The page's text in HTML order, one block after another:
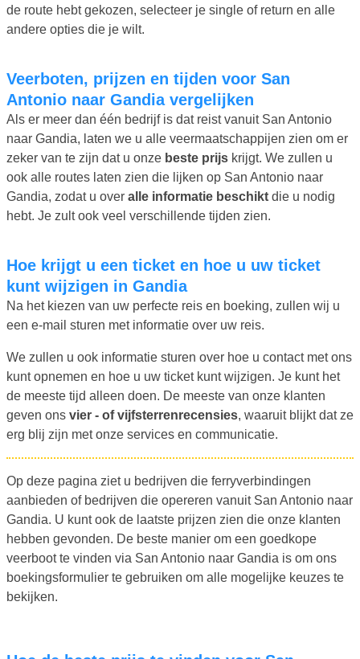
de route hebt gekozen, selecteer je single of return en alle
andere opties die je wilt.
Veerboten, prijzen en tijden voor San
Antonio naar Gandia vergelijken
Als er meer dan één bedrijf is dat reist vanuit San Antonio
naar Gandia, laten we u alle veermaatschappijen zien om er
zeker van te zijn dat u onze beste prijs krijgt. We zullen u
ook alle routes laten zien die lijken op San Antonio naar
Gandia, zodat u over alle informatie beschikt die u nodig
hebt. Je zult ook veel verschillende tijden zien.
Hoe krijgt u een ticket en hoe u uw ticket
kunt wijzigen in Gandia
Na het kiezen van uw perfecte reis en boeking, zullen wij u
een e-mail sturen met informatie over uw reis.
We zullen u ook informatie sturen over hoe u contact met ons
kunt opnemen en hoe u uw ticket kunt wijzigen. Je kunt het
de meeste tijd alleen doen. De meeste van onze klanten
geven ons vier - of vijfsterrenrecensies, waaruit blijkt dat ze
erg blij zijn met onze services en communicatie.
Op deze pagina ziet u bedrijven die ferryverbindingen
aanbieden of bedrijven die opereren vanuit San Antonio naar
Gandia. U kunt ook de laatste prijzen zien die onze klanten
hebben gevonden. De beste manier om een goedkope
veerboot te vinden via San Antonio naar Gandia is om ons
boekingsformulier te gebruiken om alle mogelijke keuzes te
bekijken.